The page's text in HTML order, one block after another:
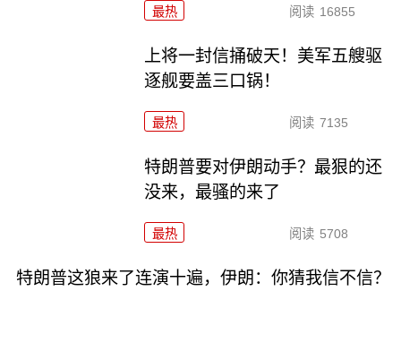
最热 阅读 16855
上将一封信捅破天！美军五艘驱
逐舰要盖三口锅！
最热 阅读 7135
特朗普要对伊朗动手？最狠的还
没来，最骚的来了
最热 阅读 5708
特朗普这狼来了连演十遍，伊朗：你猜我信不信？